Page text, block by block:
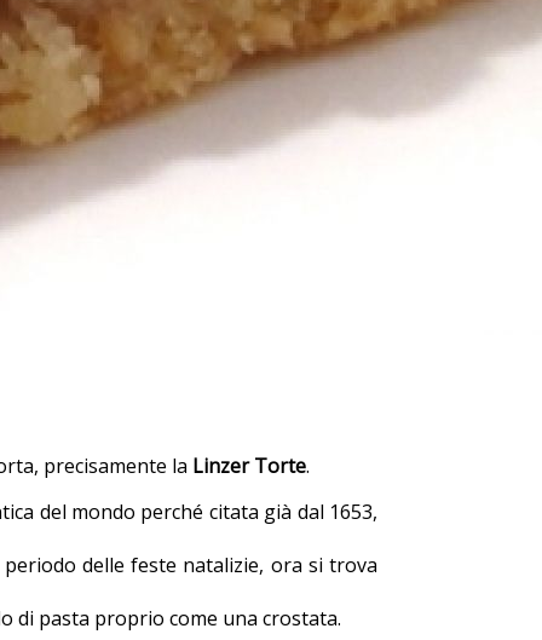
precisamente la Linzer Torte.
del mondo perché citata già dal 1653,
delle feste natalizie, ora si trova
di pasta proprio come una crostata.